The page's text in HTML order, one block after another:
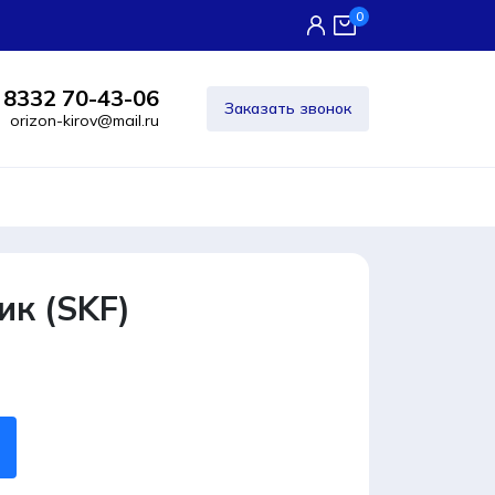
0
70-43-06
orizon-kirov@mail.ru
Заказать звонок
(SKF)